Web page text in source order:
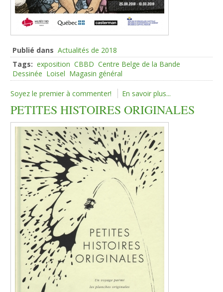
Publié dans Actualités de 2018
Tags: exposition CBBD Centre Belge de la Bande
Dessinée Loisel Magasin général
Soyez le premier à commenter! En savoir plus...
PETITES HISTOIRES ORIGINALES